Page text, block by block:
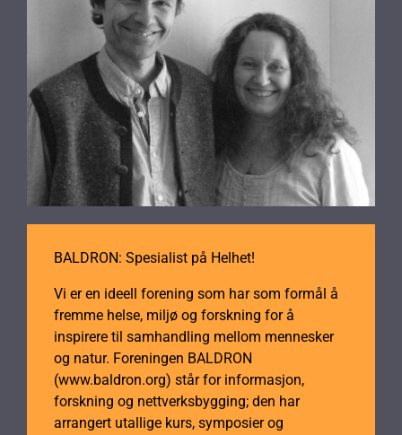
BALDRON: Spesialist på Helhet!
Vi er en ideell forening som har som formål å
fremme helse, miljø og forskning for å
inspirere til samhandling mellom mennesker
og natur. Foreningen BALDRON
(www.baldron.org) står for informasjon,
forskning og nettverksbygging; den har
arrangert utallige kurs, symposier og